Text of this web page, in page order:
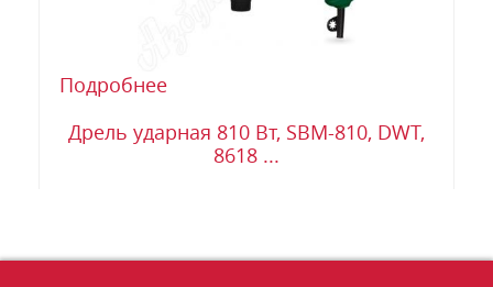
Подробнее
Дрель ударная 810 Вт, SBM-810, DWT,
8618 ...